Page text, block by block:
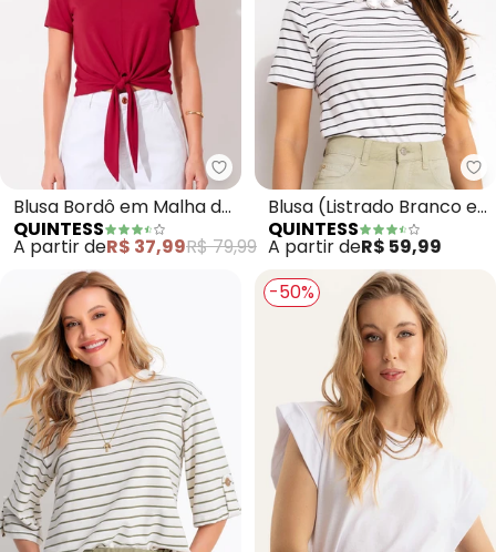
Quintess - Blusa Bordô em
Blusa Bordô em Malha de
Viscose com Nó Frontal e
Manga Curta
QUINTESS
A partir deR$ 37,99R$ 79,99
Blusa (Listrado Branco e
Preto) em Malha de
Algodã
QUINTESS
A partir deR$ 59,99
-50%